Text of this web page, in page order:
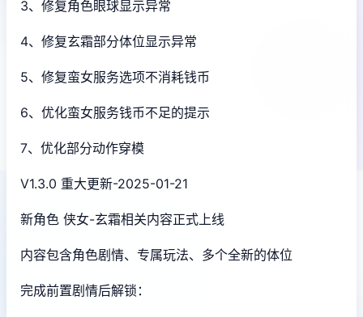
3、修复角色眼球显示异常
4、修复玄霜部分体位显示异常
5、修复蛮女服务选项不消耗钱币
6、优化蛮女服务钱币不足的提示
7、优化部分动作穿模
V1.3.0 重大更新-2025-01-21
新角色 侠女-玄霜相关内容正式上线
内容包含角色剧情、专属玩法、多个全新的体位
完成前置剧情后解锁：